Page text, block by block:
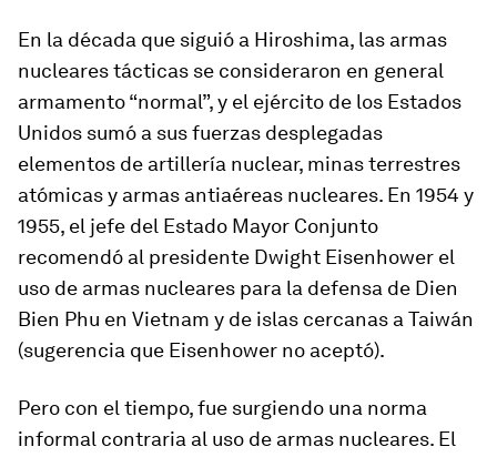
En la década que siguió a Hiroshima, las armas
nucleares tácticas se consideraron en general
armamento “normal”, y el ejército de los Estados
Unidos sumó a sus fuerzas desplegadas
elementos de artillería nuclear, minas terrestres
atómicas y armas antiaéreas nucleares. En 1954 y
1955, el jefe del Estado Mayor Conjunto
recomendó al presidente Dwight Eisenhower el
uso de armas nucleares para la defensa de Dien
Bien Phu en Vietnam y de islas cercanas a Taiwán
(sugerencia que Eisenhower no aceptó).
Pero con el tiempo, fue surgiendo una norma
informal contraria al uso de armas nucleares. El